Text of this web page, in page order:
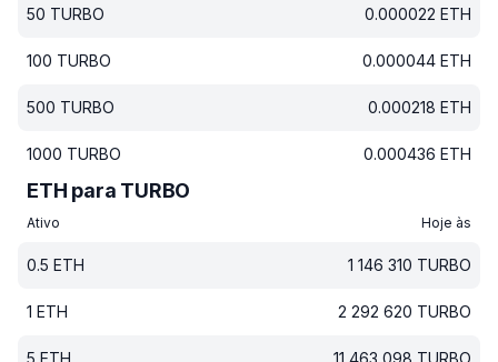
50 TURBO 0.000022 ETH
100 TURBO 0.000044 ETH
500 TURBO 0.000218 ETH
1000 TURBO 0.000436 ETH
ETH para TURBO
Ativo Hoje às
0.5 ETH 1 146 310 TURBO
1 ETH 2 292 620 TURBO
5 ETH 11 463 098 TURBO